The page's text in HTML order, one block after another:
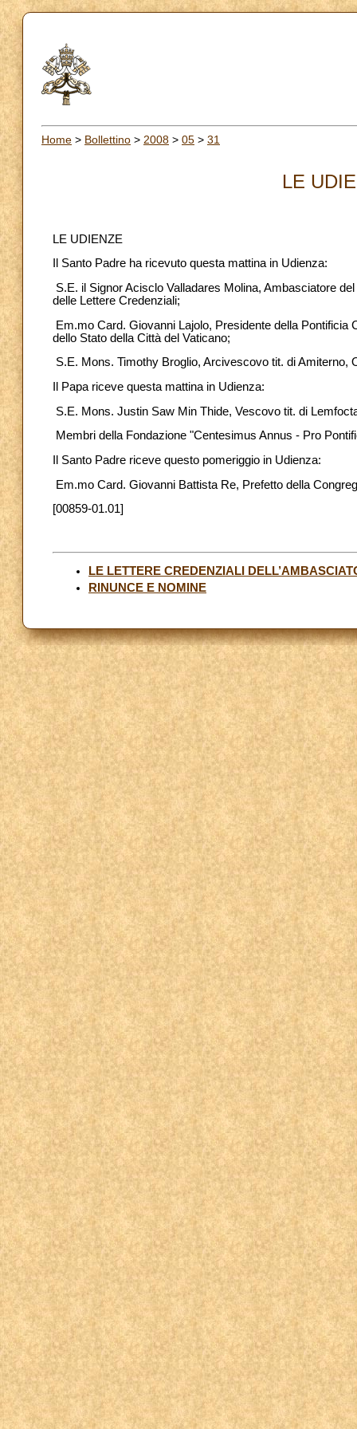
Home > Bollettino > 2008 > 05 > 31
LE
LE UDIENZE
Il Santo Padre ha ricevuto questa mattina in Udienza:
S.E. il Signor Acisclo Valladares Molina, Ambasciatore
delle Lettere Credenziali;
Em.mo Card. Giovanni Lajolo, Presidente della
dello Stato della Città del Vaticano;
S.E. Mons. Timothy Broglio, Arcivescovo tit. di Amiterno,
Il Papa riceve questa mattina in Udienza:
S.E. Mons. Justin Saw Min Thide, Vescovo tit. di
Membri della Fondazione "Centesimus Annus - Pro
Il Santo Padre riceve questo pomeriggio in Udienza:
Em.mo Card. Giovanni Battista Re, Prefetto della
[00859-01.01]
LE LETTERE CREDENZIALI
RINUNCE E NOMINE